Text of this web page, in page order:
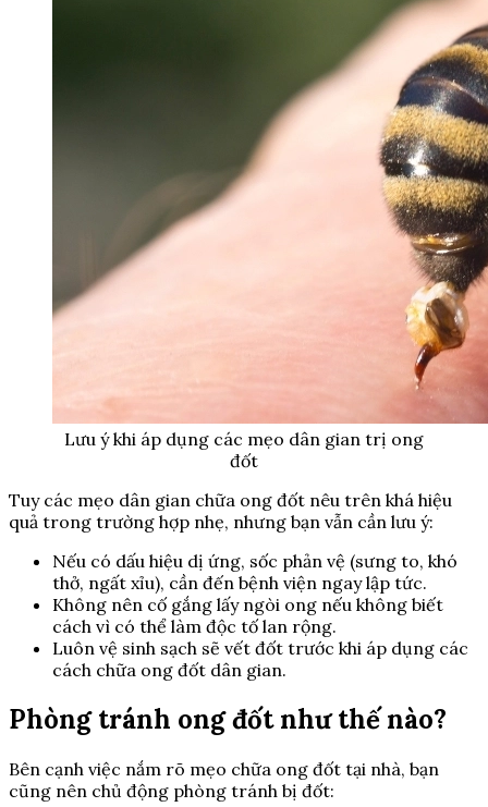
Lưu ý khi áp dụng các mẹo dân gian trị ong
đốt
Tuy các mẹo dân gian chữa ong đốt nêu trên khá hiệu
quả trong trường hợp nhẹ, nhưng bạn vẫn cần lưu ý:
Nếu có dấu hiệu dị ứng, sốc phản vệ (sưng to, khó
thở, ngất xỉu), cần đến bệnh viện ngay lập tức.
Không nên cố gắng lấy ngòi ong nếu không biết
cách vì có thể làm độc tố lan rộng.
Luôn vệ sinh sạch sẽ vết đốt trước khi áp dụng các
cách chữa ong đốt dân gian.
Phòng tránh ong đốt như thế nào?
Bên cạnh việc nắm rõ mẹo chữa ong đốt tại nhà, bạn
cũng nên chủ động phòng tránh bị đốt: